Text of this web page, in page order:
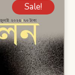
Sale!